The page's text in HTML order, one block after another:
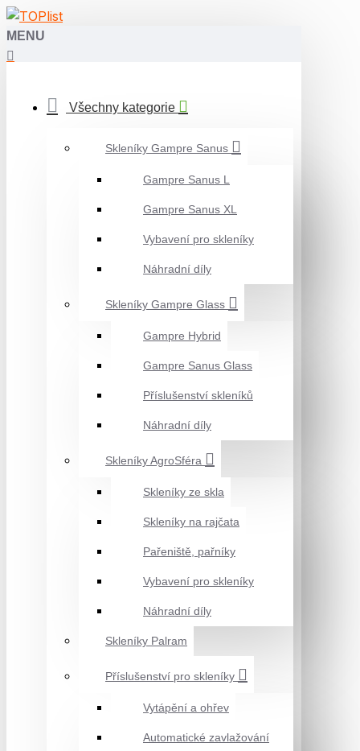
MENU
Všechny kategorie
Skleníky Gampre Sanus
Gampre Sanus L
Gampre Sanus XL
Vybavení pro skleníky
Náhradní díly
Skleníky Gampre Glass
Gampre Hybrid
Gampre Sanus Glass
Příslušenství skleníků
Náhradní díly
Skleníky AgroSféra
Skleníky ze skla
Skleníky na rajčata
Pařeniště, pařníky
Vybavení pro skleníky
Náhradní díly
Skleníky Palram
Příslušenství pro skleníky
Vytápění a ohřev
Automatické zavlažování